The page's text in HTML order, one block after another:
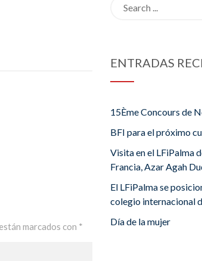
marcados con *
ENTRADAS
15Ème Concours de
BFI para el próximo
Visita en el LFiPalma
Francia, Azar Agah
El LFiPalma se
colegio internacional
Día de la mujer